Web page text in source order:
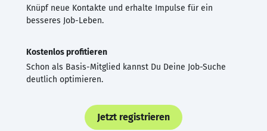
Knüpf neue Kontakte und erhalte Impulse für ein
besseres Job-Leben.
Kostenlos profitieren
Schon als Basis-Mitglied kannst Du Deine Job-Suche
deutlich optimieren.
Jetzt registrieren